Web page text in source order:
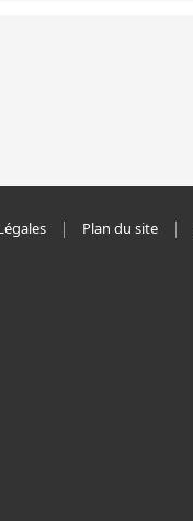
Plan du site